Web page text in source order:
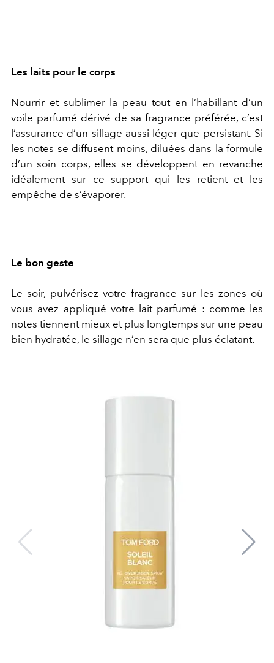
Les laits pour le corps
Nourrir et sublimer la peau tout en l’habillant d’un
voile parfumé dérivé de sa fragrance préférée, c’est
l’assurance d’un sillage aussi léger que persistant. Si
les notes se diffusent moins, diluées dans la formule
d’un soin corps, elles se développent en revanche
idéalement sur ce support qui les retient et les
empêche de s’évaporer.
Le bon geste
Le soir, pulvérisez votre fragrance sur les zones où
vous avez appliqué votre lait parfumé : comme les
notes tiennent mieux et plus longtemps sur une peau
bien hydratée, le sillage n’en sera que plus éclatant.